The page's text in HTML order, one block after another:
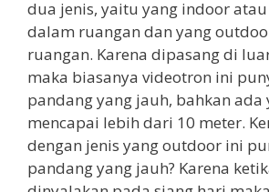
dua jenis, yaitu yang indoor
dalam ruangan dan yang
ruangan. Karena dipasang di
maka biasanya videotron ini
pandang yang jauh, bahkan ada
mencapai lebih dari 10 meter.
dengan jenis yang outdoor ini
pandang yang jauh? Karena